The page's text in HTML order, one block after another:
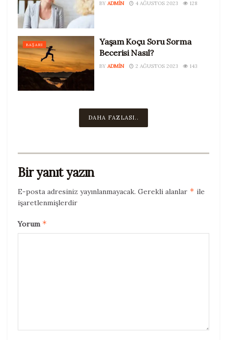
BY ADMIN 4 AĞUSTOS 2023 128
BAŞARI
Yaşam Koçu Soru Sorma
Becerisi Nasıl?
BY ADMIN 2 AĞUSTOS 2023 143
DAHA FAZLASI..
Bir yanıt yazın
E-posta adresiniz yayınlanmayacak. Gerekli alanlar * ile
işaretlenmişlerdir
Yorum *